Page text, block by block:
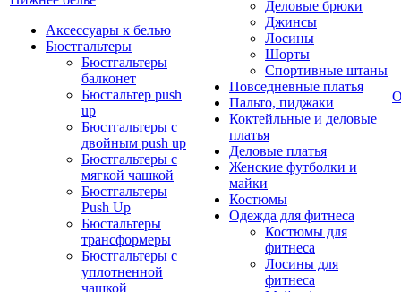
Аксессуары к белью
Бюстгальтеры
Бюстгальтеры
балконет
Бюсгальтер push
up
Бюстгальтеры с
двойным push up
Бюстгальтеры с
мягкой чашкой
Бюстгальтеры
Push Up
Бюстальтеры
трансформеры
Бюстгальтеры с
уплотненной
чашкой
Деловые брюки
Джинсы
Лосины
Шорты
Спортивные штаны
Повседневные платья
Пальто, пиджаки
Коктейльные и деловые
платья
Деловые платья
Женские футболки и
майки
Костюмы
Одежда для фитнеса
Костюмы для
фитнеса
Лосины для
фитнеса